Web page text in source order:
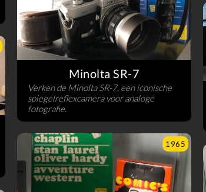
Minolta SR-7
Verken de Minolta SR-7, een iconische
spiegelreflexcamera voor analoge
fotografie.
1965